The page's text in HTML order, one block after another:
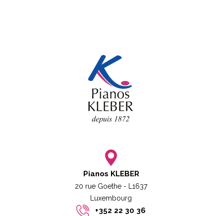
Pianos KLEBER
20 rue Goethe - L1637
Luxembourg​​
+352 22 30 36